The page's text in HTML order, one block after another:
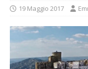
19 Maggio 2017